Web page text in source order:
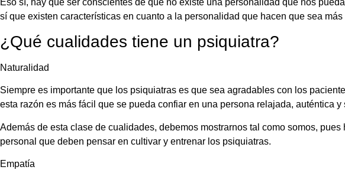
sí que existen características en cuanto a la personalidad que hacen que sea
¿Qué cualidades tiene un psiquiatra?
Naturalidad
Siempre es importante que los psiquiatras es que sea agradables con los
esta razón es más fácil que se pueda confiar en una persona relajada, auténtica y
Además de esta clase de cualidades, debemos mostrarnos tal como somos,
personal que deben pensar en cultivar y entrenar los psiquiatras.
Empatía